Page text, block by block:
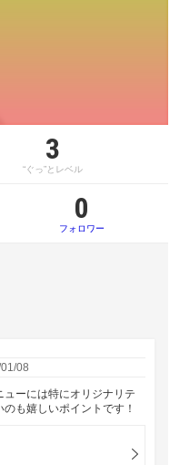
3
“ぐっ”とレベル
0
フォロワー
08
ーには特にオリジナリテ
も嬉しいポイントです！